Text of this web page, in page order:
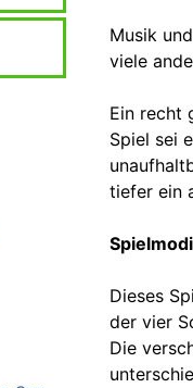
Musik
viele
Ein recht
Spiel sei
tiefer ein
Dieses
der vier
Die